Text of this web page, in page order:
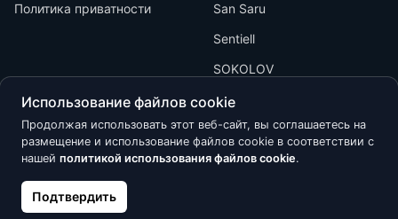
Политика приватности
San Saru
Sentiell
SOKOLOV
Kõik õigused kaitstud © 2026 Calypso
Использование файлов cookie
Продолжая использовать этот веб-сайт, вы соглашаетесь на
размещение и использование файлов cookie в соответствии с
нашей политикой использования файлов cookie.
Подтвердить